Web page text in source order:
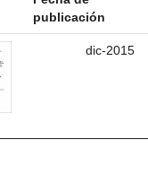
publicación
dic-2015